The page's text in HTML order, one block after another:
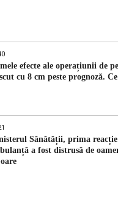
efecte ale operațiunii de
cu 8 cm peste prognoză.
Sănătății, prima reacție
a fost distrusă de